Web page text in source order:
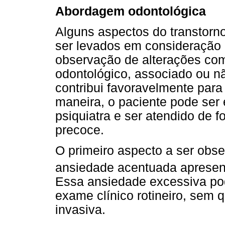
Abordagem odontológica
Alguns aspectos do
ser levados em
observação de alterações
odontológico, associado ou
contribui favoravelmente
maneira, o paciente pode
psiquiatra e ser atendido de
precoce.
O primeiro aspecto a ser
ansiedade acentuada
Essa ansiedade excessiva
exame clínico rotineiro, sem
invasiva.